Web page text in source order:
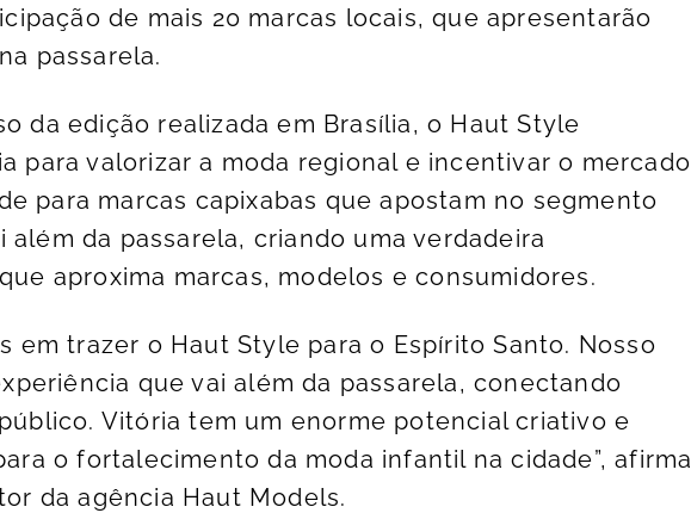
de mais 20 marcas locais, que apresentarão
passarela.
da edição realizada em Brasília, o Haut Style
para valorizar a moda regional e incentivar o mercado
para marcas capixabas que apostam no segmento
além da passarela, criando uma verdadeira
aproxima marcas, modelos e consumidores.
em trazer o Haut Style para o Espírito Santo. Nosso
que vai além da passarela, conectando
Vitória tem um enorme potencial criativo e
o fortalecimento da moda infantil na cidade”, afirma
da agência Haut Models.